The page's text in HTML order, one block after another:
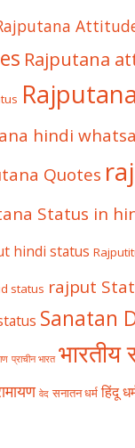
Rajputana
hindi
Quotes
Status in
hindi status
status rajput
Sanatan
प्राचीन भारत
वेद सनातन धर्म हिंदू